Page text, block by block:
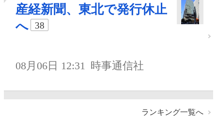
産経新聞、東北で発行休止
へ
38
08月06日 12:31 時事通信社
ランキング一覧へ